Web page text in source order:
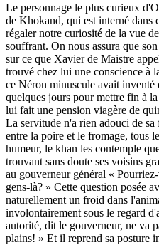
Le personnage le plus curieux
de Khokand, qui est interné
régaler notre curiosité de la vue
souffrant. On nous assura que
sur ce que Xavier de Maistre
trouvé chez lui une conscience à
ce Néron minuscule avait inventé
quelques jours pour mettre fin à
lui fait une pension viagère de
La servitude n'a rien adouci de
entre la poire et le fromage, tous
humeur, le khan les contemple
trouvant sans doute ses voisins
au gouverneur général «
gens-là? » Cette question posée
naturellement un froid dans
involontairement sous le regard
autorité, dit le gouverneur, ne va
plains! » Et il reprend sa posture